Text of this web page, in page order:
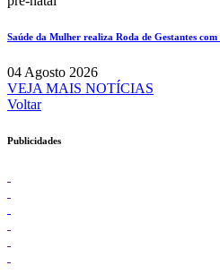
Saúde da Mulher realiza Roda de Gestantes
04 Agosto 2026
VEJA MAIS NOTÍCIAS
Voltar
Publicidades